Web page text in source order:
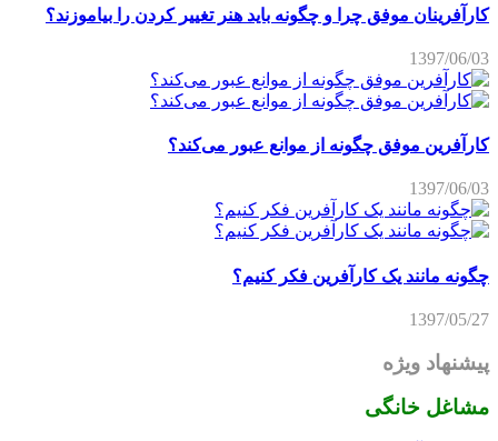
کارآفرینان موفق چرا و چگونه باید هنر تغییر کردن را بیاموزند؟
1397/06/03
کارآفرین موفق چگونه از موانع عبور می‌کند؟
1397/06/03
چگونه مانند یک کارآفرین فکر کنیم؟
1397/05/27
پیشنهاد ویژه
مشاغل خانگی